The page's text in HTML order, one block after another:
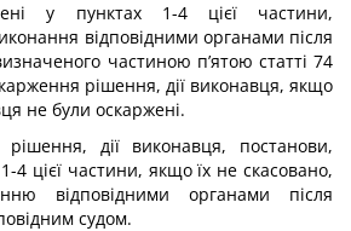
у пунктах 1-4 цієї частини,
відповідними органами після
частиною п’ятою статті 74
рішення, дії виконавця, якщо
не були оскаржені.
дії виконавця, постанови,
4 цієї частини, якщо їх не скасовано,
відповідними органами після
судом.